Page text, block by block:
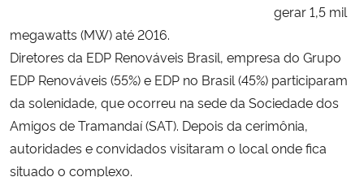
Ministério da Mulher, da Família e dos Direitos Humanos
Secretaria-Geral
Secretaria de Governo
gerar 1,5 mil
megawatts (MW) até 2016.
Diretores da EDP Renováveis Brasil, empresa do Grupo
EDP Renováveis (55%) e EDP no Brasil (45%) participaram
da solenidade, que ocorreu na sede da Sociedade dos
Amigos de Tramandaí (SAT). Depois da cerimônia,
autoridades e convidados visitaram o local onde fica
situado o complexo.